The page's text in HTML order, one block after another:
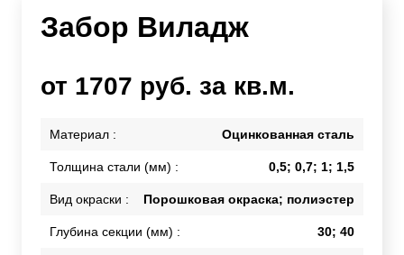
Забор Виладж
от 1707 руб. за кв.м.
Материал : Оцинкованная сталь
Толщина стали (мм) : 0,5; 0,7; 1; 1,5
Вид окраски : Порошковая окраска; полиэстер
Глубина секции (мм) : 30; 40